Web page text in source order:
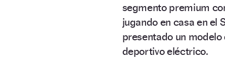
segmento premium
jugando en casa en el
presentado un
deportivo eléctrico.